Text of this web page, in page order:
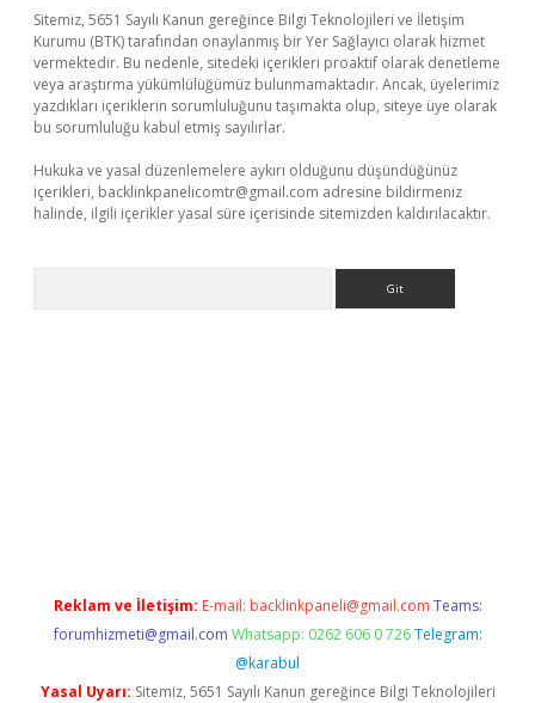
Sitemiz, 5651 Sayılı Kanun gereğince Bilgi Teknolojileri ve İletişim
Kurumu (BTK) tarafından onaylanmış bir Yer Sağlayıcı olarak hizmet
vermektedir. Bu nedenle, sitedeki içerikleri proaktif olarak denetleme
veya araştırma yükümlülüğümüz bulunmamaktadır. Ancak, üyelerimiz
yazdıkları içeriklerin sorumluluğunu taşımakta olup, siteye üye olarak
bu sorumluluğu kabul etmiş sayılırlar.
Hukuka ve yasal düzenlemelere aykırı olduğunu düşündüğünüz
içerikleri, backlinkpanelicomtr@gmail.com adresine bildirmeniz
halinde, ilgili içerikler yasal süre içerisinde sitemizden kaldırılacaktır.
Reklam ve İletişim: E-mail: backlinkpaneli@gmail.com Teams:
forumhizmeti@gmail.com Whatsapp: 0262 606 0 726 Telegram:
@karabul
Yasal Uyarı: Sitemiz, 5651 Sayılı Kanun gereğince Bilgi Teknolojileri